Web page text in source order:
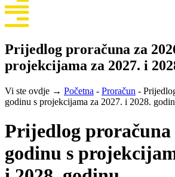
Prijedlog proračuna za
projekcijama za 2027. i
Vi ste ovdje → Početna - Proračun -
godinu s projekcijama za 2027. i 2028.
Prijedlog proračuna
godinu s